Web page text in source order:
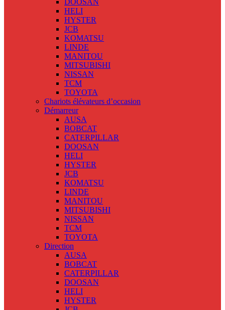
DOOSAN
HELI
HYSTER
JCB
KOMATSU
LINDE
MANITOU
MITSUBISHI
NISSAN
TCM
TOYOTA
Chariots élévateurs d’occasion
Démarreur
AUSA
BOBCAT
CATERPILLAR
DOOSAN
HELI
HYSTER
JCB
KOMATSU
LINDE
MANITOU
MITSUBISHI
NISSAN
TCM
TOYOTA
Direction
AUSA
BOBCAT
CATERPILLAR
DOOSAN
HELI
HYSTER